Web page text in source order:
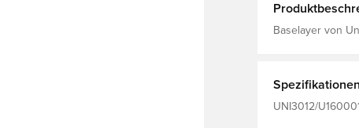
Baselayer von
Spezifikationen
UNI3012/